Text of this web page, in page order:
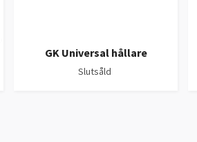
GK Universal hållare
Slutsåld